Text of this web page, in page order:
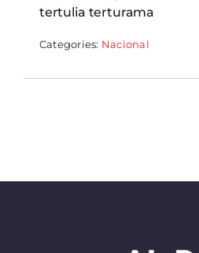
tertulia terturama
Categories: Nacional